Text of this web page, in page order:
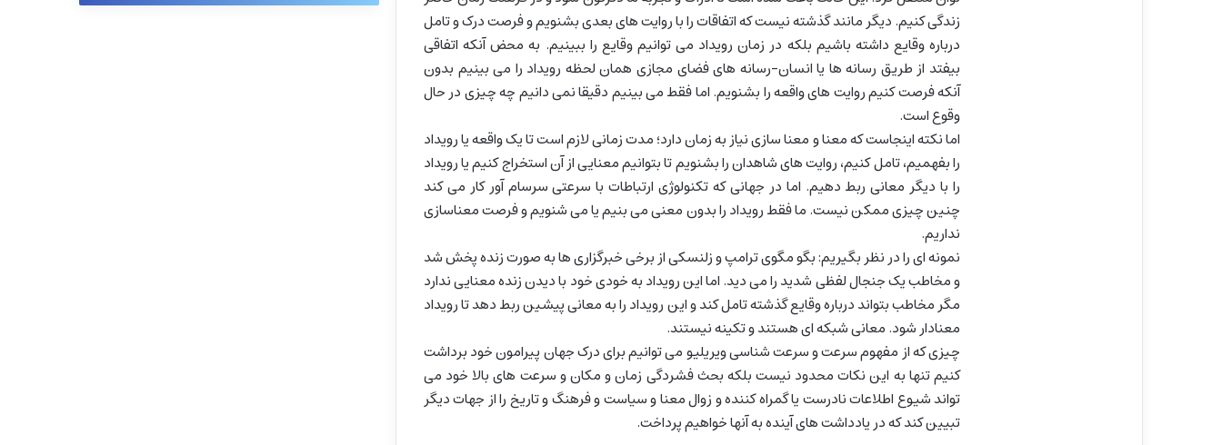
زندگی کنیم. دیگر مانند گذشته نیست که اتفاقات را با روایت های بعدی بشنویم و فرصت درک و تامل
درباره وقایع داشته باشیم بلکه در زمان رویداد می توانیم وقایع را ببینیم. به محض آنکه اتفاقی
بیفتد از طریق رسانه ها یا انسان-رسانه های فضای مجازی همان لحظه رویداد را می بینیم بدون
آنکه فرصت کنیم روایت های واقعه را بشنویم. اما فقط می بینیم دقیقا نمی دانیم چه چیزی در حال
وقوع است.
اما نکته اینجاست که معنا و معنا سازی نیاز به زمان دارد؛ مدت زمانی لازم است تا یک واقعه یا رویداد
را بفهمیم، تامل کنیم، روایت های شاهدان را بشنویم تا بتوانیم معنایی از آن استخراج کنیم یا رویداد
را با دیگر معانی ربط دهیم. اما در جهانی که تکنولوژی ارتباطات با سرعتی سرسام آور کار می کند
چنین چیزی ممکن نیست. ما فقط رویداد را بدون معنی می بنیم یا می شنویم و فرصت معناسازی
نداریم.
نمونه ای را در نظر بگیریم: بگو مگوی ترامپ و زلنسکی از برخی خبرگزاری ها به صورت زنده پخش شد
و مخاطب یک جنجال لفظی شدید را می دید. اما این رویداد به خودی خود با دیدن زنده معنایی ندارد
مگر مخاطب بتواند درباره وقایع گذشته تامل کند و این رویداد را به معانی پیشین ربط دهد تا رویداد
معنادار شود. معانی شبکه ای هستند و تکینه نیستند.
چیزی که از مفهوم سرعت و سرعت شناسی ویریلیو می توانیم برای درک جهان پیرامون خود برداشت
کنیم تنها به این نکات محدود نیست بلکه بحث فشردگی زمان و مکان و سرعت های بالا خود می
تواند شیوع اطلاعات نادرست یا گمراه کننده و زوال معنا و سیاست و فرهنگ و تاریخ را از جهات دیگر
تبیین کند که در یادداشت های آینده به آنها خواهیم پرداخت.